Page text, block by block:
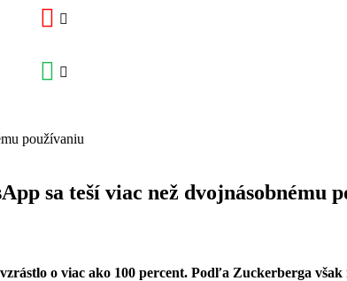
sa teší viac než dvojnásobnému
o viac ako 100 percent. Podľa Zuckerberga však